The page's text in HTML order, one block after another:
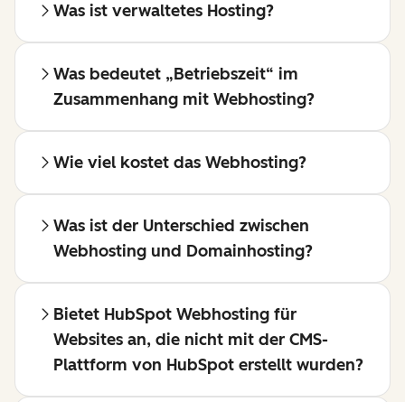
Was ist verwaltetes Hosting?
Was bedeutet „Betriebszeit“ im
Zusammenhang mit Webhosting?
Wie viel kostet das Webhosting?
Was ist der Unterschied zwischen
Webhosting und Domainhosting?
Bietet HubSpot Webhosting für
Websites an, die nicht mit der CMS-
Plattform von HubSpot erstellt wurden?